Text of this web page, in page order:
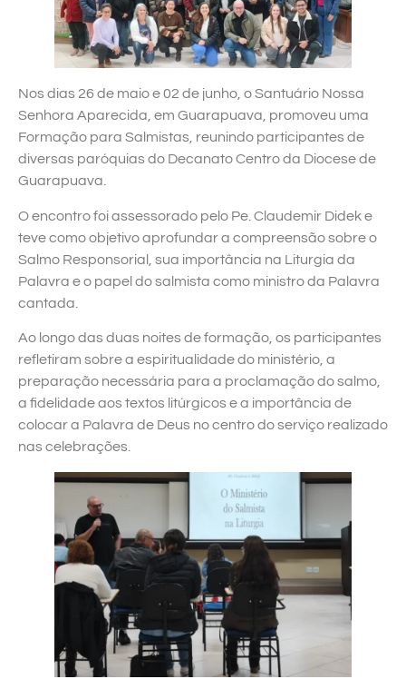
Nos dias 26 de maio e 02 de junho, o Santuário Nossa
Senhora Aparecida, em Guarapuava, promoveu uma
Formação para Salmistas, reunindo participantes de
diversas paróquias do Decanato Centro da Diocese de
Guarapuava.
O encontro foi assessorado pelo Pe. Claudemir Didek e
teve como objetivo aprofundar a compreensão sobre o
Salmo Responsorial, sua importância na Liturgia da
Palavra e o papel do salmista como ministro da Palavra
cantada.
Ao longo das duas noites de formação, os participantes
refletiram sobre a espiritualidade do ministério, a
preparação necessária para a proclamação do salmo,
a fidelidade aos textos litúrgicos e a importância de
colocar a Palavra de Deus no centro do serviço realizado
nas celebrações.